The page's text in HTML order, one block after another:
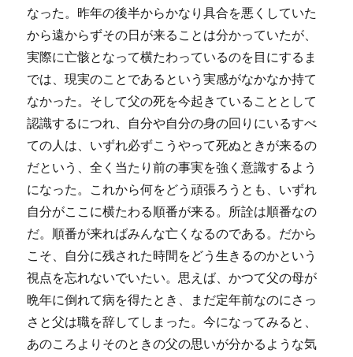
なった。昨年の後半からかなり具合を悪くしていた
から遠からずその日が来ることは分かっていたが、
実際に亡骸となって横たわっているのを目にするま
では、現実のことであるという実感がなかなか持て
なかった。そして父の死を今起きていることとして
認識するにつれ、自分や自分の身の回りにいるすべ
ての人は、いずれ必ずこうやって死ぬときが来るの
だという、全く当たり前の事実を強く意識するよう
になった。これから何をどう頑張ろうとも、いずれ
自分がここに横たわる順番が来る。所詮は順番なの
だ。順番が来ればみんな亡くなるのである。だから
こそ、自分に残された時間をどう生きるのかという
視点を忘れないでいたい。思えば、かつて父の母が
晩年に倒れて病を得たとき、まだ定年前なのにさっ
さと父は職を辞してしまった。今になってみると、
あのころよりそのときの父の思いが分かるような気